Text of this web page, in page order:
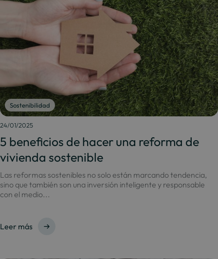
Sostenibilidad
24/01/2025
5 beneficios de hacer una reforma de
vivienda sostenible
Las reformas sostenibles no solo están marcando tendencia,
sino que también son una inversión inteligente y responsable
con el medio...
Leer más